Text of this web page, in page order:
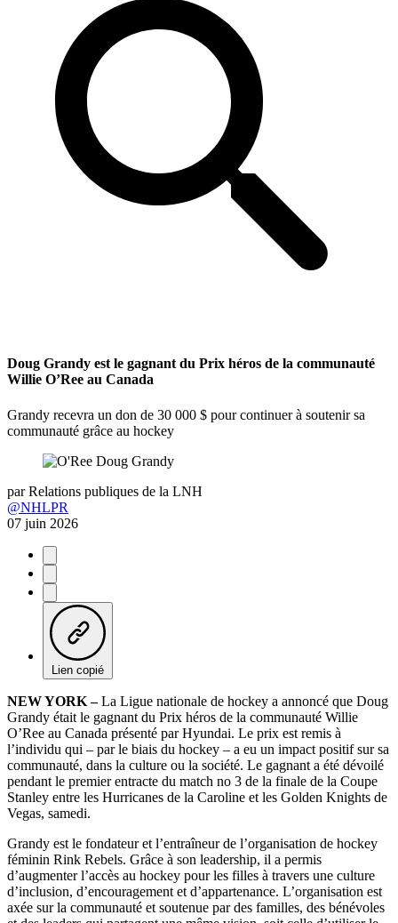
Doug Grandy est le gagnant du Prix héros de la communauté
Willie O’Ree au Canada
Grandy recevra un don de 30 000 $ pour continuer à soutenir sa
communauté grâce au hockey
par Relations publiques de la LNH
@NHLPR
07 juin 2026
Lien copié
NEW YORK –La Ligue nationale de hockey a annoncé que Doug
Grandy était le gagnant du Prix héros de la communauté Willie
O’Ree au Canada présenté par Hyundai. Le prix est remis à
l’individu qui – par le biais du hockey – a eu un impact positif sur sa
communauté, dans la culture ou la société. Le gagnant a été dévoilé
pendant le premier entracte du match no 3 de la finale de la Coupe
Stanley entre les Hurricanes de la Caroline et les Golden Knights de
Vegas, samedi.
Grandy est le fondateur et l’entraîneur de l’organisation de hockey
féminin Rink Rebels. Grâce à son leadership, il a permis
d’augmenter l’accès au hockey pour les filles à travers une culture
d’inclusion, d’encouragement et d’appartenance. L’organisation est
axée sur la communauté et soutenue par des familles, des bénévoles